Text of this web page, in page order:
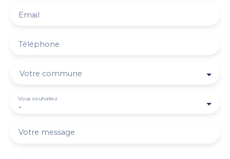
Email
Téléphone
Votre commune
-
Vous souhaitez
Votre message